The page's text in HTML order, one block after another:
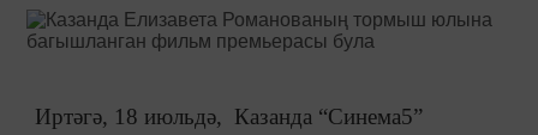
Иртәгә, 18 июльдә, Казанда “Синема5”